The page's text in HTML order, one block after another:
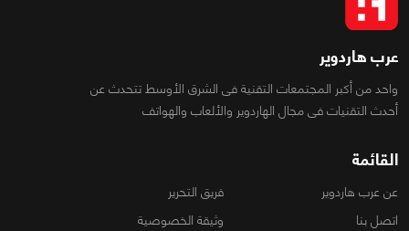
عرب هاردوير
واحد من أكبر المجتمعات التقنية فى الشرق الأوسط تتحدث عن
أحدث التقنيات فى مجال الهاردوير والألعاب والهواتف
القائمة
عن عرب هاردوير
فريق التحرير
اتصل بنا
وثيقة الخصوصية